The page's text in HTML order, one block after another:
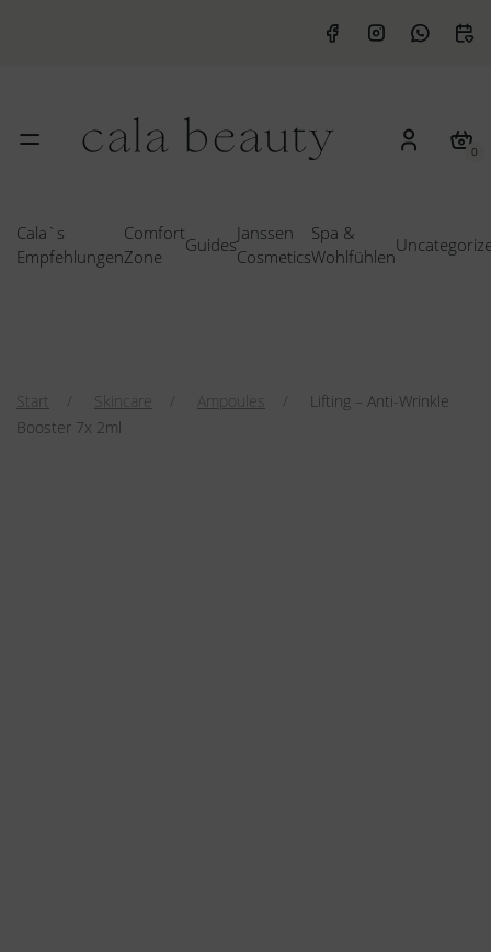
0
Cala`s
Empfehlungen
Comfort
Zone
Guides
Janssen
Cosmetics
Spa &
Wohlfühlen
Start Skincare Ampoules
Lifting – Anti-Wrinkle
Booster 7x 2ml